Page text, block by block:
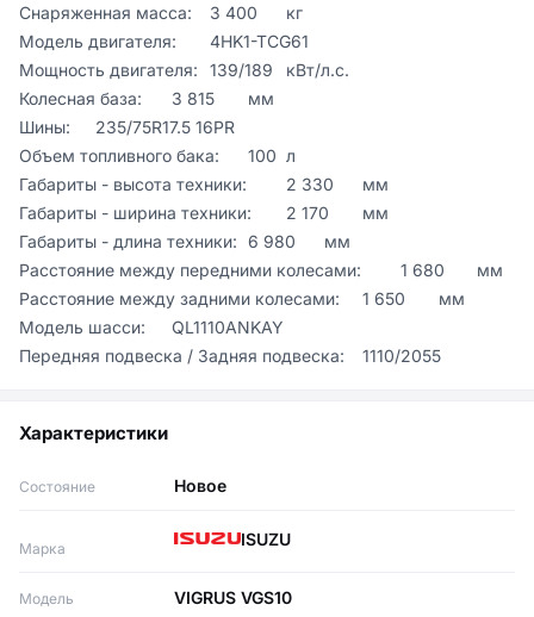
Снаряженная масса:	3 400	кг
Модель двигателя:	4HK1-TCG61
Мощность двигателя:	139/189	кВт/л.с.
Колесная база:	3 815	мм
Шины:	235/75R17.5 16PR
Объем топливного бака:	100	л
Габариты - высота техники:	2 330	мм
Габариты - ширина техники:	2 170	мм
Габариты - длина техники:	6 980	мм
Расстояние между передними колесами:	1 680	мм
Расстояние между задними колесами:	1 650	мм
Модель шасси:	QL1110ANKAY
Характеристики
Состояние Новое
Марка ISUZU
Модель VIGRUS VGS10